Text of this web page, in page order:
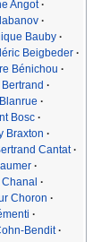
Angot ·
·
Bauby ·
Beigbeder ·
Bénichou ·
·
·
Bosc ·
Braxton ·
Cantat ·
·
·
Choron ·
·
Bendit ·